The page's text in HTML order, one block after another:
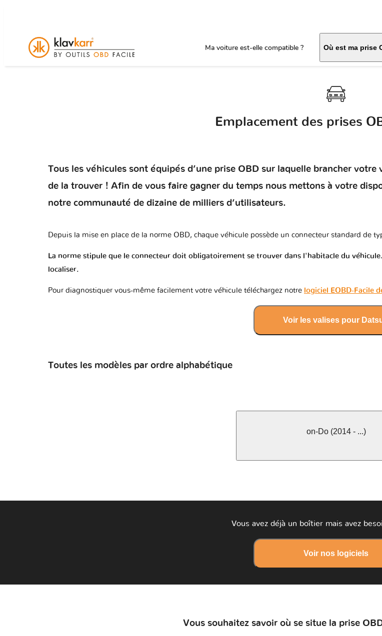
Ma voiture est-elle compatible ? Où est ma prise
Emplacement des prises
Tous les véhicules sont équipés d’une prise OBD sur laquelle brancher
de la trouver ! Afin de vous faire gagner du temps nous mettons à votre
notre communauté de dizaine de milliers d’utilisateurs.
Depuis la mise en place de la norme OBD, chaque véhicule possède un connecteur standard de
La norme stipule que le connecteur doit obligatoirement se trouver dans l'habitacle du
localiser.
Pour diagnostiquer vous-même facilement votre véhicule téléchargez notre logiciel EOBD-Facile
Voir les valises pour
Toutes les modèles par ordre alphabétique
on-Do (2014 - ...)
Vous avez déjà un boîtier mais avez
Voir nos logiciels
Vous souhaitez savoir où se situe la prise